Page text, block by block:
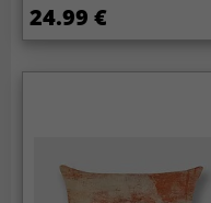
24.99 €